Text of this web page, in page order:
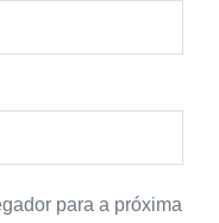
para a próxima